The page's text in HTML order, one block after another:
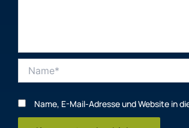
Name, E-Mail-Adresse und Website in